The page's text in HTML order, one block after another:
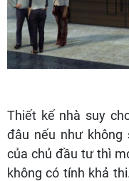
Thiết kế nhà suy
đâu nếu như không
của chủ đầu tư thì
không có tính khả